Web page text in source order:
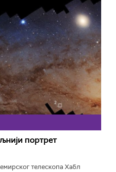
портрет
телескопа Хабл